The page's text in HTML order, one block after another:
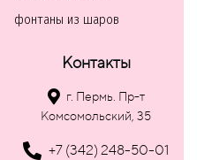
фонтаны из шаров
Контакты
г. Пермь. Пр-т
Комсомольский, 35
+7 (342) 248-50-01